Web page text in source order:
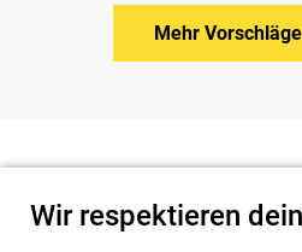
Mehr
Wir respektieren